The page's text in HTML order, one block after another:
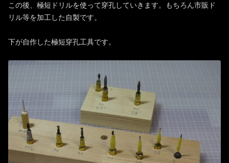
この後、極短ドリルを使って穿孔していきます。もちろん市販ド
リル等を加工した自製です。
下が自作した極短穿孔工具です。